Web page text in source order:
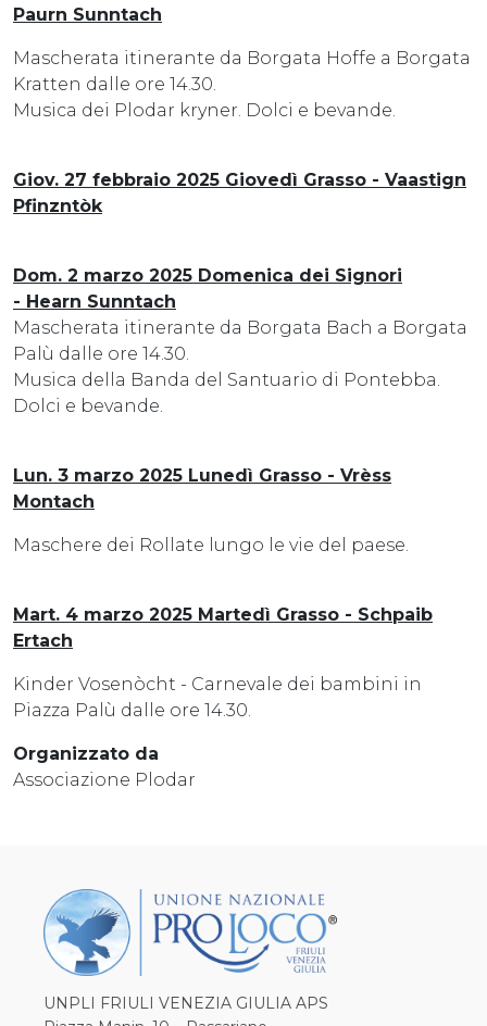
Paurn Sunntach
Mascherata itinerante da Borgata Hoffe a Borgata
Kratten dalle ore 14.30.
Musica dei Plodar kryner. Dolci e bevande.
Giov. 27 febbraio 2025 Giovedì Grasso - Vaastign
Pfinzntòk
Dom. 2 marzo 2025 Domenica dei Signori
- Hearn Sunntach
Mascherata itinerante da Borgata Bach a Borgata
Palù dalle ore 14.30.
Musica della Banda del Santuario di Pontebba.
Dolci e bevande.
Lun. 3 marzo 2025 Lunedì Grasso - Vrèss
Montach
Maschere dei Rollate lungo le vie del paese.
Mart. 4 marzo 2025 Martedì Grasso - Schpaib
Ertach
Kinder Vosenòcht - Carnevale dei bambini in
Piazza Palù dalle ore 14.30.
Organizzato da
Associazione Plodar
UNPLI FRIULI VENEZIA GIULIA APS